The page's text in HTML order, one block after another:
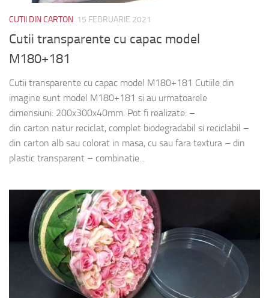
CUTII DIN CARTON 15 FEBRUARIE 2021
Cutii transparente cu capac model
M180+181
Cutii transparente cu capac model M180+181 Cutiile din
imagine sunt model M180+181 si au urmatoarele
dimensiuni: 200x300x40mm. Pot fi realizate: –
din carton natur reciclat, complet biodegradabil si reciclabil –
din carton alb sau colorat in masa, cu sau fara textura – din
plastic transparent – combinatie...